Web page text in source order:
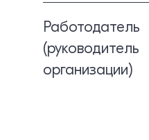
Работодатель
(руководитель
организации)